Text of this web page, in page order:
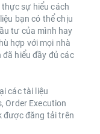
sự hiểu cách
bạn có thể chịu
tư của mình hay
hợp với mọi nhà
hiểu đầy đủ các
các tài liệu
Order Execution
được đăng tải trên